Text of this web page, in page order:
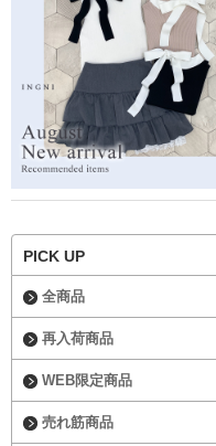
PICK UP
全商品
再入荷商品
WEB限定商品
売れ筋商品